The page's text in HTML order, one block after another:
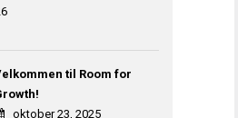
til Room for
oktober 23, 2025